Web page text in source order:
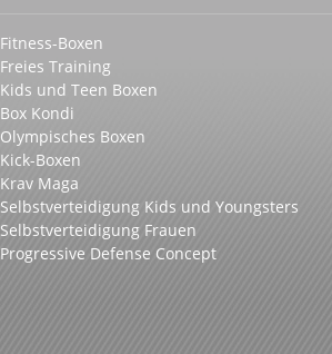
Fitness-Boxen
Freies Training
Kids und Teen Boxen
Box Kondi
Olympisches Boxen
Kick-Boxen
Krav Maga
Selbstverteidigung Kids und Youngsters
Selbstverteidigung Frauen
Progressive Defense Concept